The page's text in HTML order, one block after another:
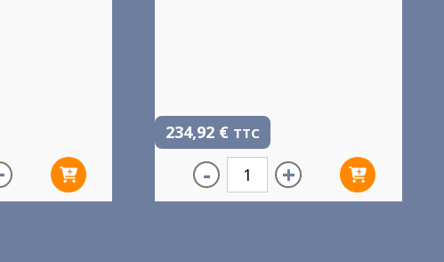
234,92 € TTC
- +